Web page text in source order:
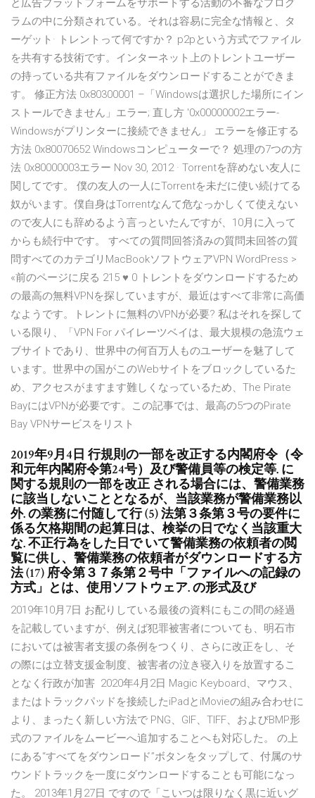
と広告プラットフォームをサポートする活動の不審なプログ
ラムの中に分類されている。それは容易に完全な情報と、タ
ーゲット· トレントって何ですか？ p2pという方式でファイル
を共有する技術です。インターネット上のトレントユーザー
の持っている共有ファイルをダウンロードすることができま
す。 修正方法 0x80300001 –「Windowsは選択した場所にイン
ストールできません」エラー; 直し方 '0x00000002エラー-
Windowsがプリンターに接続できません」 エラーを修正する
方法 0x80070652 Windowsコンピューターで？ 処理の7つの方
法 0x80000003エラー Nov 30, 2012 · Torrentを辞めない友人に
関してです。 僕の友人の一人にTorrentを未だに使い続けてる
奴がいます。僕自身はTorrentなんて危なっかしくて使えない
ので友人にも辞めるよう言っといたんですが、10月に入って
からも続行中です。 すべての質問回答済みの質問未回答の質
問すべてのカテゴリMacBookソフトウェアVPN WordPress >
«前のページに戻る 215 ♥ 0 トレントをダウンロードするため
の最高の無料VPNを探していますが、最近はすべて非常に高価
なようです。トレントに無料のVPNが必要? 私はそれを探して
いる限り、「VPN For パイレーツベイは、最大規模の急流ウェ
ブサイトであり、世界中の何百万人ものユーザーを魅了して
います。世界中の国がこのWebサイトをブロックしているた
め、アクセスがますます難しくなっているため、The Pirate
BayにはVPNが必要です。この記事では、最高の5つのPirate
Bay VPNサービスをリスト
2019年9月4日 行規則の一部を改正する内閣府令（令
和元年内閣府令第24号）及び警備員等の検定等. に
関する規則の一部を改正 される場合には、警備業務
に該当しないこととなるが、当該業務が警備業務以
外. の業務に付随して行 (5) 法第３条第３号の要件に
係る欠格期間の起算日は、検挙の日でなく当該重大
な. 不正行為をした日で いて警備業務の依頼者の閲
覧に供し、警備業務の依頼者がダウンロードする方
法 (17) 府令第３７条第２号中「ファイルへの記録の
方式」とは、使用ソフトウェア. の形式及び
2019年10月7日 お配りしている最後の資料にもこの間の経過
を記載していますが、例えば犯罪被害者についても、明石市
においては被害者支援の条例をつくり、さらに改正をし、そ
の際には立替支援金制度、被害者の泣き寝入りを放置するこ
となく行政が加害 2020年4月2日 Magic Keyboard、マウス、
またはトラックパッドを接続したiPadとiMovieの組み合わせに
より、まったく新しい方法で PNG、GIF、TIFF、およびBMP形
式のファイルをムービーへ追加することへも対応した。 の上
にある“すべてをダウンロード”ボタンをタップして、付属のサ
ウンドトラックを一度にダウンロードすることも可能になっ
た。 2013年1月27日 ですので「こいつは限りなく黒に近いグ